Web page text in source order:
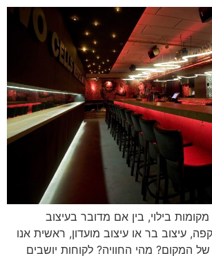
בילוי, בין אם מדובר בעיצוב
עיצוב בר או עיצוב מועדון, ראשית אנו
המקום? מהי החוויה? לקוחות יושבים